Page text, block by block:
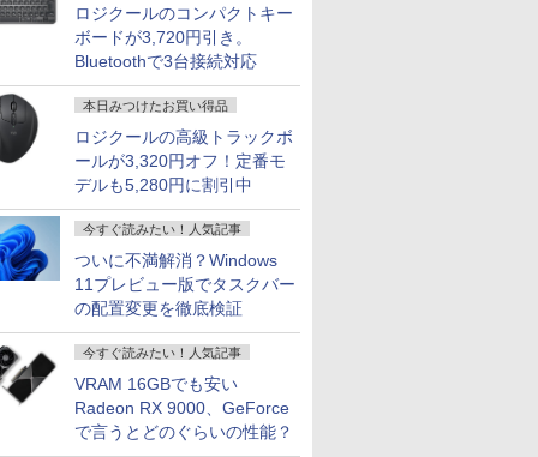
ロジクールのコンパクトキー
ボードが3,720円引き。
Bluetoothで3台接続対応
本日みつけたお買い得品
ロジクールの高級トラックボ
ールが3,320円オフ！定番モ
デルも5,280円に割引中
今すぐ読みたい！人気記事
ついに不満解消？Windows
11プレビュー版でタスクバー
の配置変更を徹底検証
今すぐ読みたい！人気記事
VRAM 16GBでも安い
Radeon RX 9000、GeForce
で言うとどのぐらいの性能？